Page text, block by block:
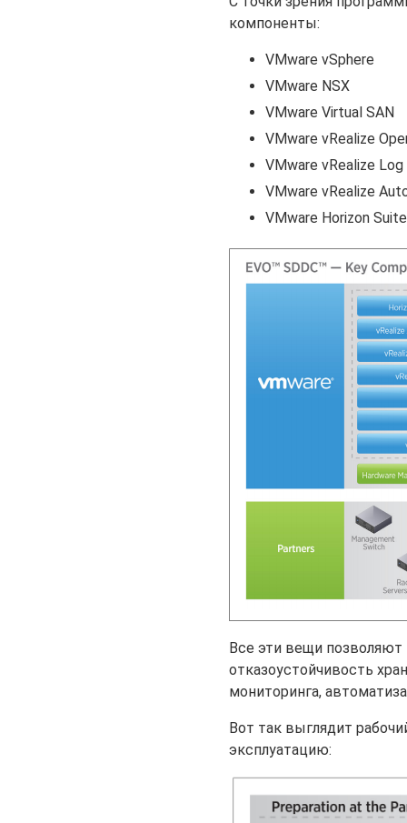
компоненты:
VMware vSphere
VMware NSX
VMware Virtual SAN
VMware vRealize
VMware vRealize
VMware vRealize
VMware Horizon
Все эти вещи позволяют
отказоустойчивость
мониторинга,
Вот так выглядит
эксплуатацию: